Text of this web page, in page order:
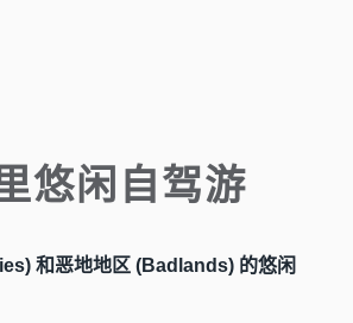
悠闲自驾游
和恶地地区 (Badlands) 的悠闲